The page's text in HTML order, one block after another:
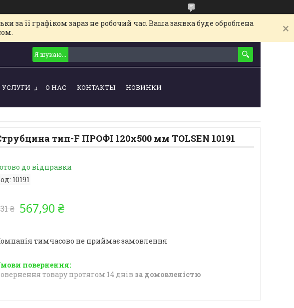
її графіком зараз не робочий час. Ваша заявка буде оброблена
О НАС КОНТАКТЫ НОВИНКИ
тип-F ПРОФІ 120х500 мм TOLSEN 10191
до відправки
10191
₴ 567,90 ₴
тимчасово не приймає замовлення
товару протягом 14 днів за домовленістю